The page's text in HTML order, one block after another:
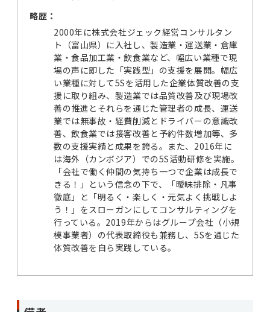
略歴：
2000年に株式会社ジェック経営コンサルタン
ト（富山県）に入社し、製造業・運送業・倉庫
業・食品加工業・飲食業など、幅広い業種で現
場の声に即した「実践型」の支援を展開。幅広
い業種に対して5Sを活用した企業体質改善の支
援に取り組み、製造業では品質改善及び現場改
善の推進とそれらを通じた管理者の成長、運送
業では無事故・経費削減とドライバーの意識改
善、飲食業では接客改善と予約件数増加等、多
数の支援実績と成果を誇る。また、2016年に
は海外（カンボジア）での5S活動研修を実施。
「会社で働く仲間の気持ち一つで企業は成長で
きる！」という信念の下で、「曖昧排除・凡事
徹底」と「明るく・楽しく・元気よく挑戦しよ
う！」をスローガンにしてコンサルティングを
行っている。2019年からはグループ会社（小規
模事業者）の代表取締役も兼務し、5Sを通じた
体質改善を自ら実践している。